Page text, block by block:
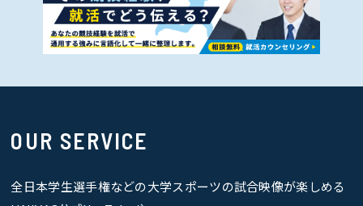
OUR SERVICE
全日本学生選手権などの大学スポーツの試合映像が楽しめる